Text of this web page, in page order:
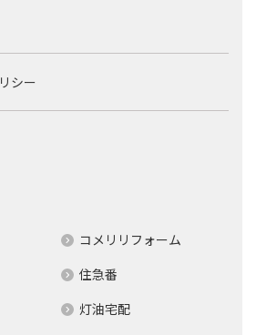
シー
コメリリフォーム
住急番
灯油宅配